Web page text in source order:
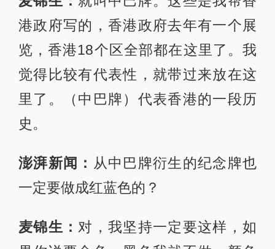
港政府写的，香港政府去年有一个展
览，香港18个区全部都在这里了。我
觉得比较有代表性，就带过来放在这
里了。（中巴牌）代表香港的一段历
史。
澎湃新闻： 从中巴牌衍生的纪念牌也
一定要做成红蓝色的？
麦锦生： 对，我坚持一定要这样，如